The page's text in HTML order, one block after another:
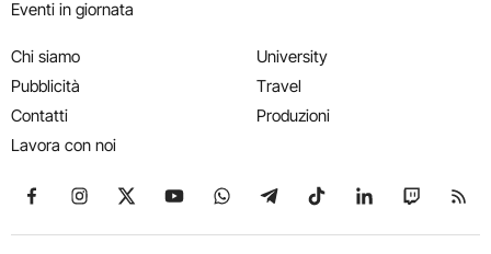
Eventi in giornata
Chi siamo
Pubblicità
Contatti
Lavora con noi
University
Travel
Produzioni
Seguici su Facebook
Seguici su Instagram
Seguici su X
Seguici su YouTube
Seguici su WhatsApp
Seguici su Telegram
Seguici su TikTok
Seguici su
Seguici